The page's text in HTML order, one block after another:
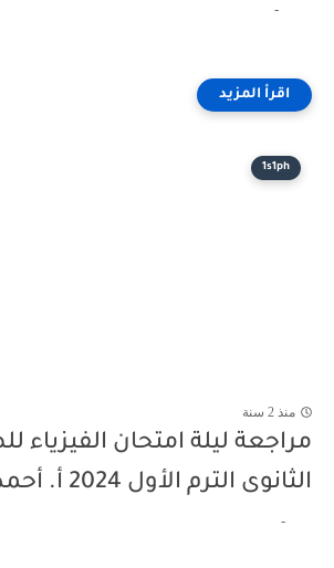
-
1s1ph
منذ 2 سنة
مراجعة ليلة امتحان الفيزياء
الثانوى الترم الأول 2024 أ. أحمد أسامة
-